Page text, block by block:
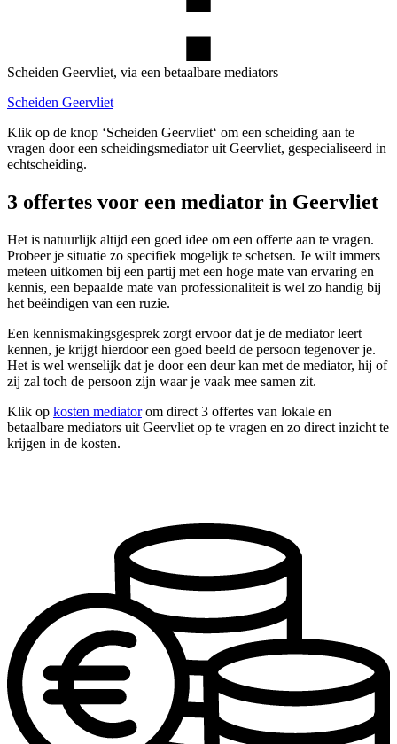
Scheiden Geervliet, via een betaalbare mediators
Scheiden Geervliet
Klik op de knop ‘Scheiden Geervliet‘ om een scheiding aan te
vragen door een scheidingsmediator uit Geervliet, gespecialiseerd in
echtscheiding.
3 offertes voor een mediator in Geervliet
Het is natuurlijk altijd een goed idee om een offerte aan te vragen.
Probeer je situatie zo specifiek mogelijk te schetsen. Je wilt immers
meteen uitkomen bij een partij met een hoge mate van ervaring en
kennis, een bepaalde mate van professionaliteit is wel zo handig bij
het beëindigen van een ruzie.
Een kennismakingsgesprek zorgt ervoor dat je de mediator leert
kennen, je krijgt hierdoor een goed beeld de persoon tegenover je.
Het is wel wenselijk dat je door een deur kan met de mediator, hij of
zij zal toch de persoon zijn waar je vaak mee samen zit.
Klik op kosten mediatorom direct 3 offertes van lokale en
betaalbare mediators uit Geervliet op te vragen en zo direct inzicht te
krijgen in de kosten.